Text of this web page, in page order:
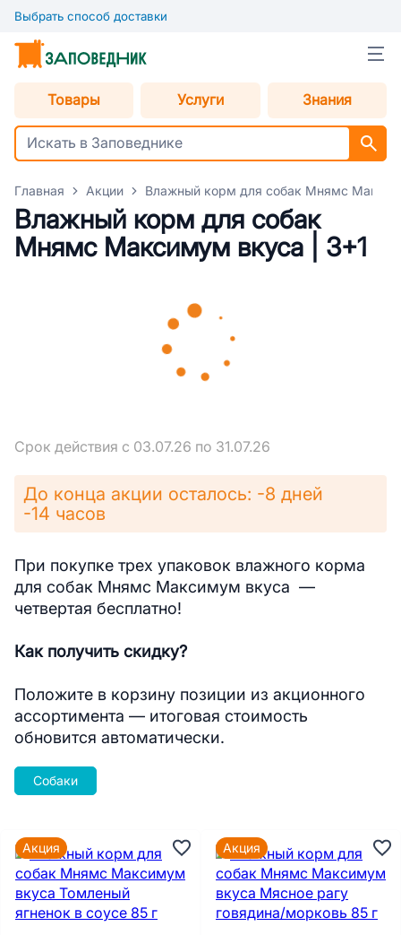
Выбрать способ доставки
Товары Услуги Знания
Главная Акции Влажный корм для собак Мнямс
Влажный корм для собак
Мнямс Максимум вкуса | 3+1
Срок действия с 03.07.26 по 31.07.26
До конца акции осталось: -8 дней
-14 часов
При покупке трех упаковок влажного корма
для собак Мнямс Максимум вкуса —
четвертая бесплатно!
Как получить скидку?
Положите в корзину позиции из акционного
ассортимента — итоговая стоимость
обновится автоматически.
Собаки
Акция Акция